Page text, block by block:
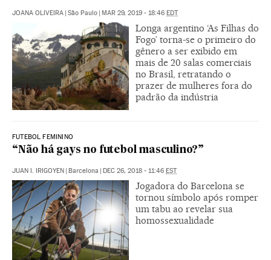
JOANA OLIVEIRA São Paulo MAR 29, 2019 - 18:46 EDT
Longa argentino ‘As Filhas do
Fogo’ torna-se o primeiro do
gênero a ser exibido em
mais de 20 salas comerciais
no Brasil, retratando o
prazer de mulheres fora do
padrão da indústria
FUTEBOL FEMININO
“Não há gays no futebol masculino?”
JUAN I. IRIGOYEN Barcelona DEC 26, 2018 - 11:46 EST
Jogadora do Barcelona se
tornou símbolo após romper
um tabu ao revelar sua
homossexualidade